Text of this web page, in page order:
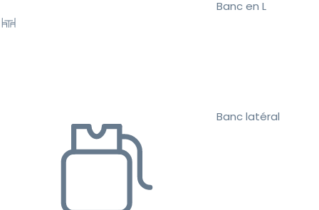
Banc en L
Banc latéral